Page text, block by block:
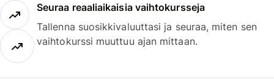
Seuraa reaaliaikaisia vaihtokursseja
Tallenna suosikkivaluuttasi ja seuraa, miten sen
vaihtokurssi muuttuu ajan mittaan.